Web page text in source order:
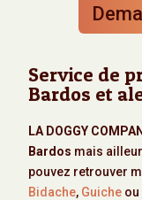
Service de
Bardos et
LA DOGGY
Bardos mais
pouvez retrouver
Bidache, Guiche